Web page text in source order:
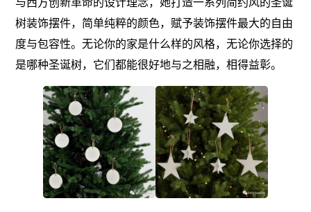
树装饰摆件，简单纯粹的颜色，赋予装饰摆件最大的自由
度与包容性。无论你的家是什么样的风格，无论你选择的
是哪种圣诞树，它们都能很好地与之相融，相得益彰。